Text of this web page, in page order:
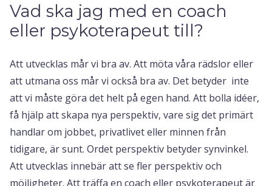
Vad ska jag med en coach
eller psykoterapeut till?
Att utvecklas mår vi bra av. Att möta våra rädslor eller
att utmana oss mår vi också bra av. Det betyder inte
att vi måste göra det helt på egen hand. Att bolla idéer,
få hjälp att skapa nya perspektiv, vare sig det primärt
handlar om jobbet, privatlivet eller minnen från
tidigare, är sunt. Ordet perspektiv betyder synvinkel.
Att utvecklas innebär att se fler perspektiv och
möjligheter. Att träffa en coach eller psykoterapeut är